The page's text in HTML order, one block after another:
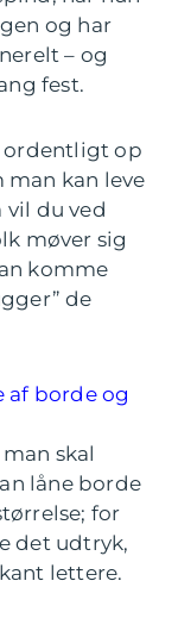
og har
– og
fest.
ordentligt op
man kan leve
vil du ved
møver sig
komme
de
af borde og
skal
låne borde
for
det udtryk,
lettere.